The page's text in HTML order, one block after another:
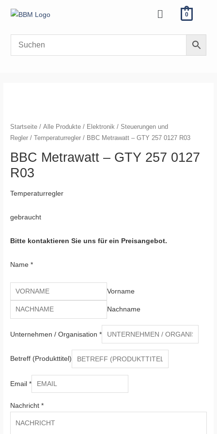
Inhalt
Menü 0
Startseite /Alle Produkte / Elektronik / Steuerungen und
Regler /Temperaturregler / BBC Metrawatt – GTY 257 0127 R03
BBC Metrawatt – GTY 257 0127
R03
Temperaturregler
gebraucht
Bitte kontaktieren Sie uns für ein Preisangebot.
Name*
Vorname
Nachname
Unternehmen / Organisation*
Betreff (Produkttitel)
Email*
Nachricht*